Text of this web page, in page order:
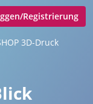
Registrierung
3D-Druck